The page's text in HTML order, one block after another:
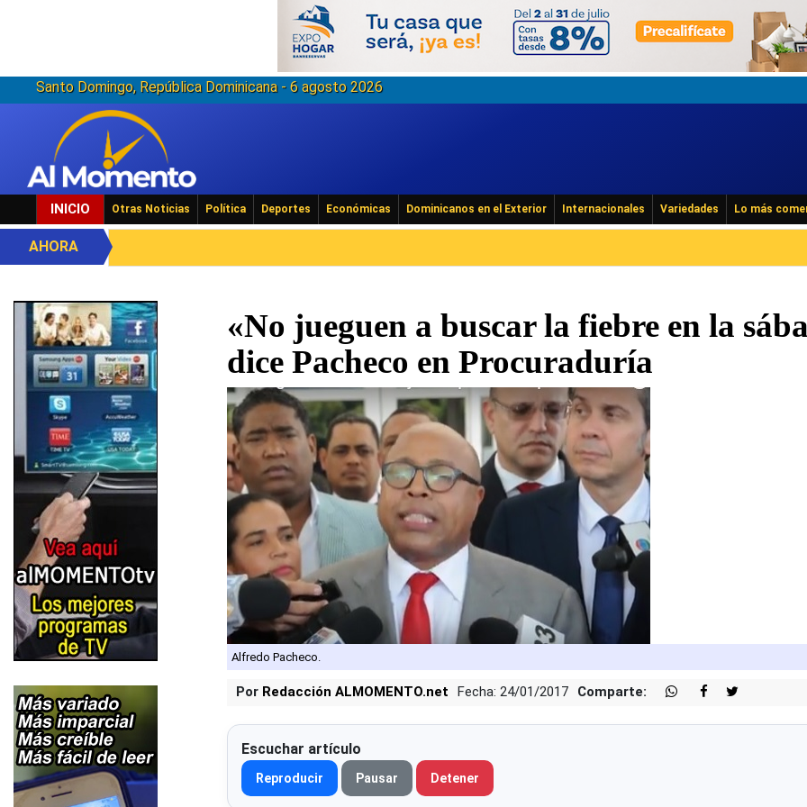
Santo Domingo, República Dominicana - 6 agosto 2026
INICIO Otras Noticias Política Deportes Económicas Dominicanos en el Exterior Internacionales Variedades Lo más
AHORA
«No jueguen a buscar la fiebre en la
dice Pacheco en Procuraduría
Alfredo Pacheco.
Por Redacción ALMOMENTO.net Fecha: 24/01/2017 Comparte:
Escuchar artículo
Reproducir Pausar Detener